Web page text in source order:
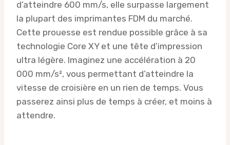
d’atteindre 600 mm/s, elle surpasse largement
la plupart des imprimantes FDM du marché.
Cette prouesse est rendue possible grâce à sa
technologie Core XY et une tête d’impression
ultra légère. Imaginez une accélération à 20
000 mm/s², vous permettant d’atteindre la
vitesse de croisière en un rien de temps. Vous
passerez ainsi plus de temps à créer, et moins à
attendre.